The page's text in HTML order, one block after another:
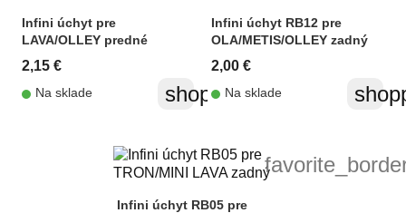
Infini úchyt pre
LAVA/OLLEY predné
2,15 €
shopping_cart
Na sklade
Infini úchyt RB12 pre
OLA/METIS/OLLEY zadný
2,00 €
Na sklade
Infini úchyt RB05 pre